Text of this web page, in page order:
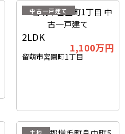
中古一戸建て
2LDK
1,100万円
留萌市宮園町1丁目
土地